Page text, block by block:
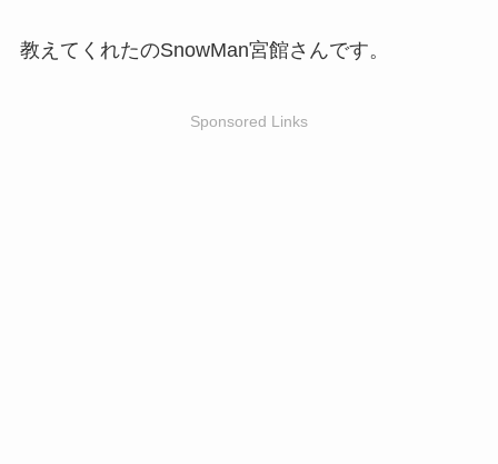
教えてくれたのSnowMan宮館さんです。
Sponsored Links